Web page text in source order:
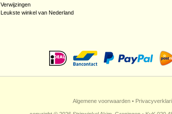
Verwijzingen
Leukste winkel van Nederland
Algemene voorwaarden •